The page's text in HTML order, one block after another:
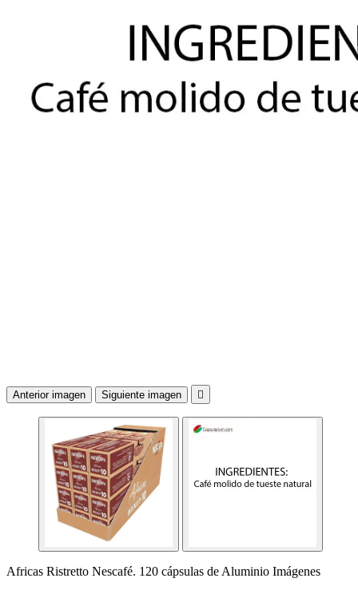
Anterior imagen Siguiente imagen 
Africas Ristretto Nescafé. 120 cápsulas de Aluminio Imágenes